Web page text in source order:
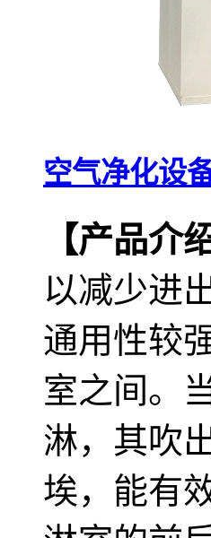
空气净化设
【产品介
以减少进
通用性较
室之间。
淋，其吹
埃，能有